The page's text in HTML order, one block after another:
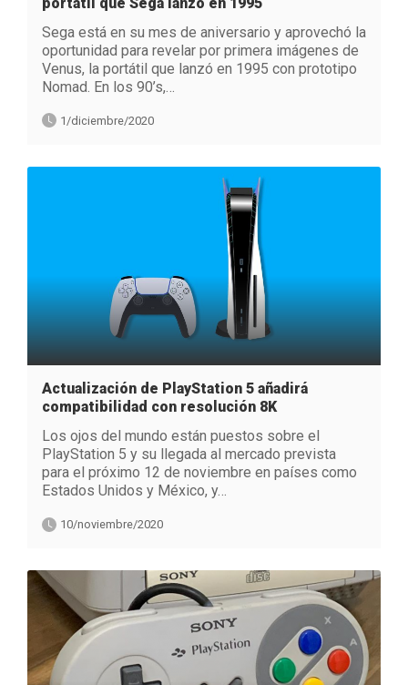
Sega está en su mes de aniversario y aprovechó la
oportunidad para revelar por primera imágenes de
Venus, la portátil que lanzó en 1995 con prototipo
Nomad. En los 90’s,…
1/diciembre/2020
Actualización de PlayStation 5 añadirá
compatibilidad con resolución 8K
Los ojos del mundo están puestos sobre el
PlayStation 5 y su llegada al mercado prevista
para el próximo 12 de noviembre en países como
Estados Unidos y México, y…
10/noviembre/2020